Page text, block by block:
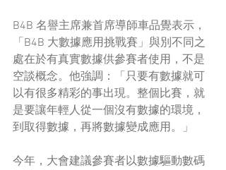
B4B 名譽主席兼首席導師車品覺表示，
「B4B 大數據應用挑戰賽」與別不同之
處在於有真實數據供參賽者使用，不是
空談概念。他強調：「只要有數據就可
以有很多精彩的事出現。整個比賽，就
是要讓年輕人從一個沒有數據的環境，
到取得數據，再將數據變成應用。」
今年，大會建議參賽者以數據驅動數碼